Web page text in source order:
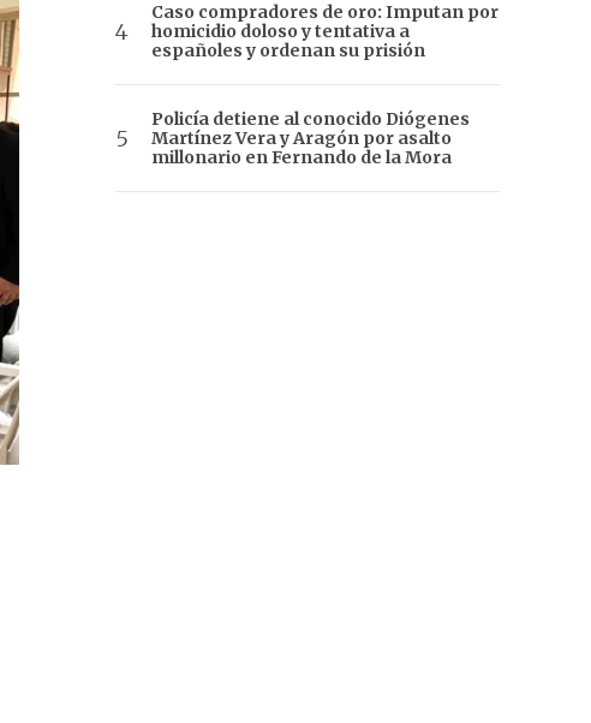
Caso compradores de oro: Imputan por
homicidio doloso y tentativa a
españoles y ordenan su prisión
Policía detiene al conocido Diógenes
Martínez Vera y Aragón por asalto
millonario en Fernando de la Mora